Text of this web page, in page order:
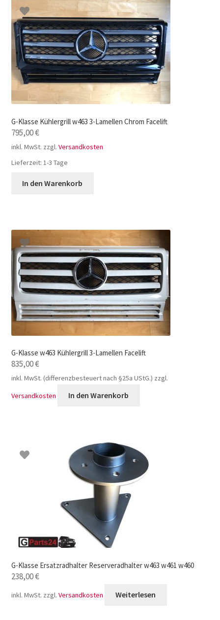
G-Klasse Kühlergrill w463 3-Lamellen Chrom Facelift
795,00€
inkl. MwSt. zzgl. Versandkosten
Lieferzeit: 1-3 Tage
In den Warenkorb
G-Klasse w463 Kühlergrill 3-Lamellen Facelift
835,00€
inkl. MwSt. (differenzbesteuert nach §25a UStG.) zzgl.
Versandkosten
In den Warenkorb
G-Klasse Ersatzradhalter Reserveradhalter w463 w461 w460
238,00€
inkl. MwSt. zzgl. Versandkosten Weiterlesen